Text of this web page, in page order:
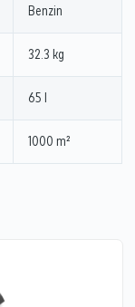
Benzin
32.3 kg
65 l
1000 m²